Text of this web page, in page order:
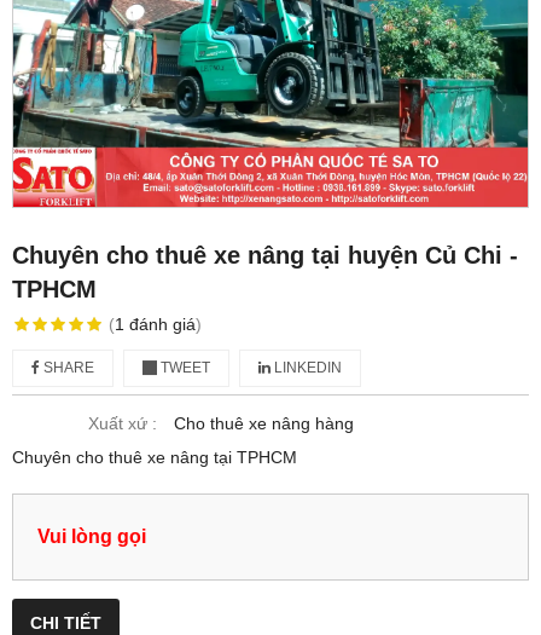
Chuyên cho thuê xe nâng tại huyện Củ Chi -
TPHCM
(1 đánh giá)
SHARE TWEET LINKEDIN
Xuất xứ :
Cho thuê xe nâng hàng
Chuyên cho thuê xe nâng tại TPHCM
Vui lòng gọi
CHI TIẾT